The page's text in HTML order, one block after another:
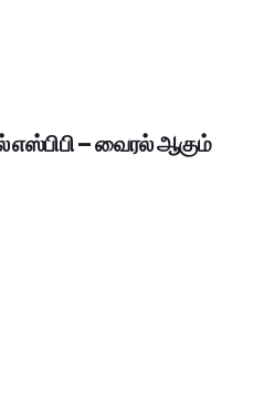
எஸ்பிபி – வைரல் ஆகும்